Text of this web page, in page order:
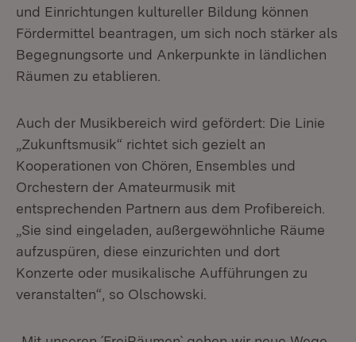
und Einrichtungen kultureller Bildung können
Fördermittel beantragen, um sich noch stärker als
Begegnungsorte und Ankerpunkte in ländlichen
Räumen zu etablieren.
Auch der Musikbereich wird gefördert: Die Linie
„Zukunftsmusik“ richtet sich gezielt an
Kooperationen von Chören, Ensembles und
Orchestern der Amateurmusik mit
entsprechenden Partnern aus dem Profibereich.
„Sie sind eingeladen, außergewöhnliche Räume
aufzuspüren, diese einzurichten und dort
Konzerte oder musikalische Aufführungen zu
veranstalten“, so Olschowski.